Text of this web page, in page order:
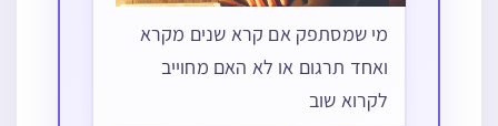
מי שמסתפק אם קרא שנים מקרא
ואחד תרגום או לא האם מחוייב
לקרוא שוב